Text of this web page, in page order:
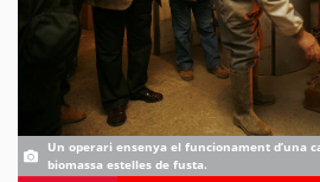
Un operari ensenya el funcionament d’una
biomassa estelles de fusta.